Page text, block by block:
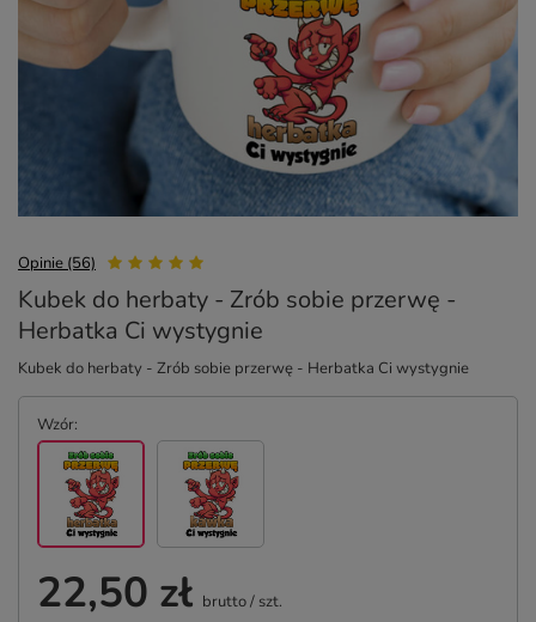
Opinie (56)
Kubek do herbaty - Zrób sobie przerwę -
Herbatka Ci wystygnie
Kubek do herbaty - Zrób sobie przerwę - Herbatka Ci wystygnie
Wzór
22,50 zł brutto/ szt.